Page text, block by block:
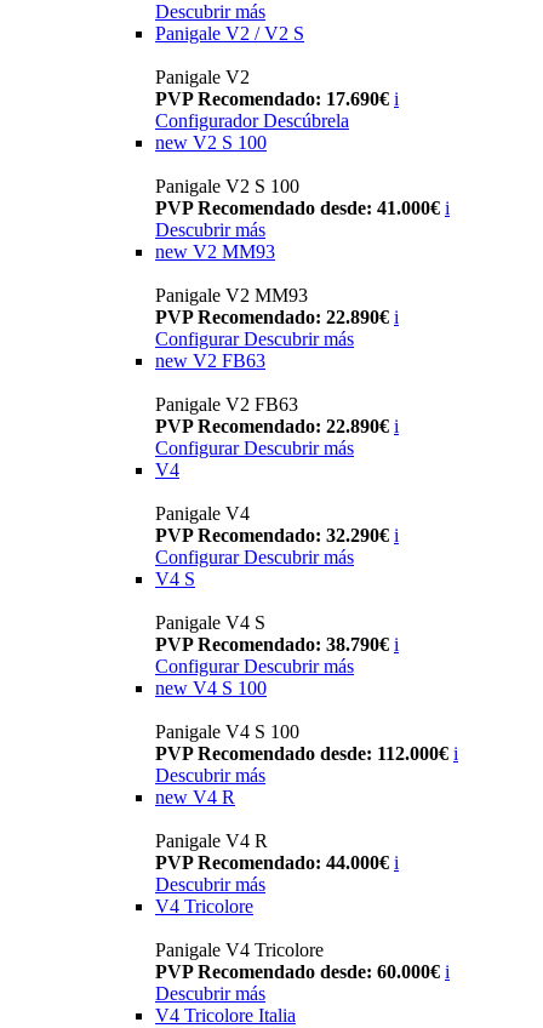
Descubrir más
Panigale V2 / V2 S
Panigale V2
PVP Recomendado: 17.690€ i
Configurador Descúbrela
new V2 S 100
Panigale V2 S 100
PVP Recomendado desde: 41.000€ i
Descubrir más
new V2 MM93
Panigale V2 MM93
PVP Recomendado: 22.890€ i
Configurar Descubrir más
new V2 FB63
Panigale V2 FB63
PVP Recomendado: 22.890€ i
Configurar Descubrir más
V4
Panigale V4
PVP Recomendado: 32.290€ i
Configurar Descubrir más
V4 S
Panigale V4 S
PVP Recomendado: 38.790€ i
Configurar Descubrir más
new V4 S 100
Panigale V4 S 100
PVP Recomendado desde: 112.000€ i
Descubrir más
new V4 R
Panigale V4 R
PVP Recomendado: 44.000€ i
Descubrir más
V4 Tricolore
Panigale V4 Tricolore
PVP Recomendado desde: 60.000€ i
Descubrir más
V4 Tricolore Italia